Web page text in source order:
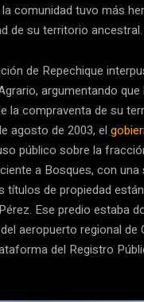
comunidad tuvo más
de su territorio ancestral.
de Repechique
argumentando que
la compraventa de su
agosto de 2003, el
público sobre la
a Bosques, con una
títulos de propiedad
Ese predio estaba
aeropuerto regional de
del Registro